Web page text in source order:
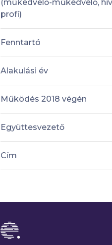
(műkedvelő-műkedvelő,
profi)
Fenntartó
Alakulási év
Működés 2018 végén
Együttesvezető
Cím